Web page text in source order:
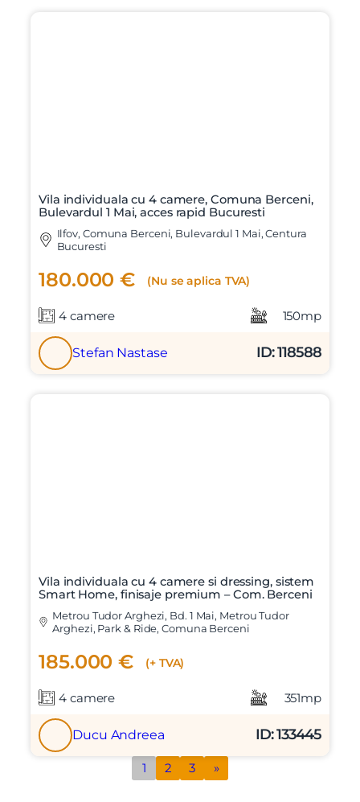
Vila individuala cu 4 camere, Comuna Berceni,
Bulevardul 1 Mai, acces rapid Bucuresti
Ilfov, Comuna Berceni, Bulevardul 1 Mai, Centura
Bucuresti
180.000 € (Nu se aplica TVA)
4 camere 150mp
Stefan Nastase ID: 118588
Vila individuala cu 4 camere si dressing, sistem
Smart Home, finisaje premium – Com. Berceni
Metrou Tudor Arghezi, Bd. 1 Mai, Metrou Tudor
Arghezi, Park & Ride, Comuna Berceni
185.000 € (+ TVA)
4 camere 351mp
Ducu Andreea ID: 133445
1 2 3 »